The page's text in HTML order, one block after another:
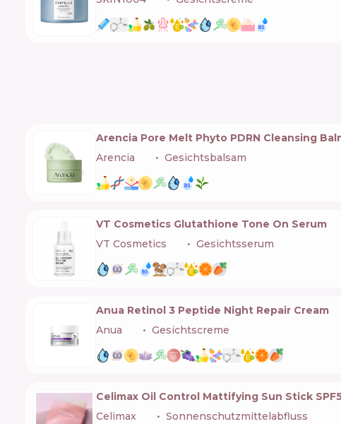
Arencia Pore Melt Phyto PDRN Cleansing
Arencia
Gesichtsbalsam
VT Cosmetics Glutathione Tone On Serum
VT Cosmetics
Gesichtsserum
Anua Retinol 3 Peptide Night Repair Cream
Anua
Gesichtscreme
Celimax Oil Control Mattifying Sun Stick
Celimax
Sonnenschutzmittelabfluss